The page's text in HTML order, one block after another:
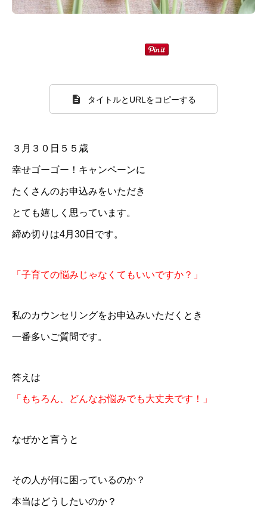
タイトルとURLをコピーする
３月３０日５５歳
幸せゴーゴー！キャンペーンに
たくさんのお申込みをいただき
とても嬉しく思っています。
締め切りは4月30日です。
「子育ての悩みじゃなくてもいいですか？」
私のカウンセリングをお申込みいただくとき
一番多いご質問です。
答えは
「もちろん、どんなお悩みでも大丈夫です！」
なぜかと言うと
その人が何に困っているのか？
本当はどうしたいのか？